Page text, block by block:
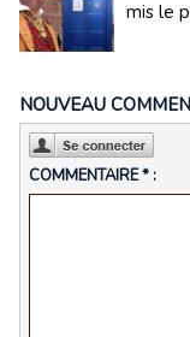
mis le
NOUVEAU
COMMENTAIRE * :